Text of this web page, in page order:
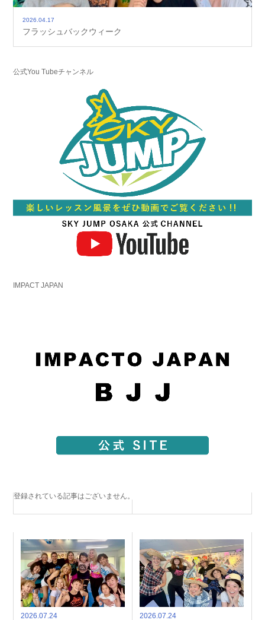
2026.04.17
フラッシュバックウィーク
公式You Tubeチャンネル
IMPACT JAPAN
登録されている記事はございません。
2026.07.24
2026.07.24